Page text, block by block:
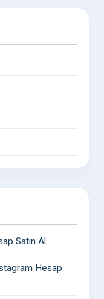
Satın Al
Hesap